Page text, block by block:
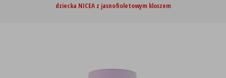
dziecka NICEA z jasnofioletowym kloszem